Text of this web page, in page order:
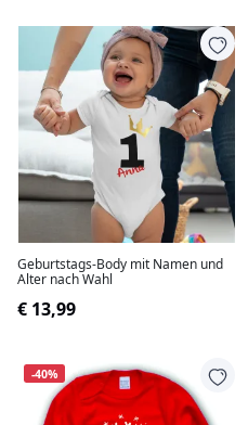
Geburtstags-Body mit Namen und
Alter nach Wahl
€ 13,99
-40%